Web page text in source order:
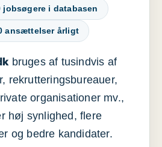
jobsøgere i databasen
ansættelser årligt
bruges af tusindvis af
rekrutteringsbureauer,
organisationer mv.,
høj synlighed, flere
og bedre kandidater.